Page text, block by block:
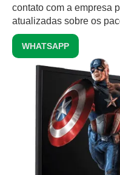
contato com a empresa
atualizadas sobre os
WHATSAPP